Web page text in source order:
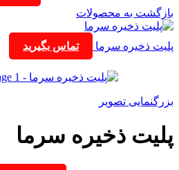
بازگشت به محصولات
پلیت ذخیره سرما تماس بگیرید
بزرگنمایی تصویر
پلیت ذخیره سرما